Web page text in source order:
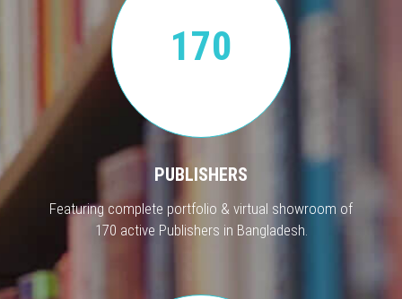
170
PUBLISHERS
Featuring complete portfolio & virtual showroom of
170 active Publishers in Bangladesh.